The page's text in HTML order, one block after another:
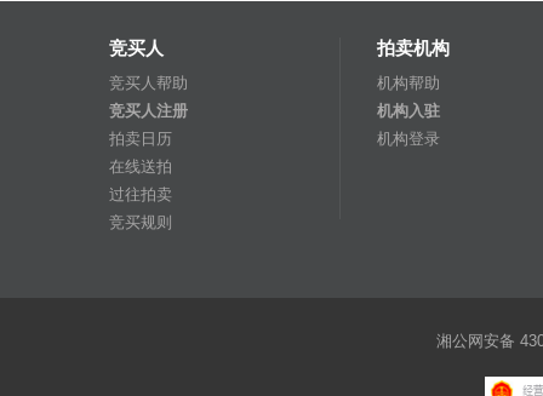
竞买人
竞买人帮助
竞买人注册
拍卖日历
在线送拍
过往拍卖
竞买规则
拍卖机构
机构帮助
机构入驻
机构登录
湘公网安备